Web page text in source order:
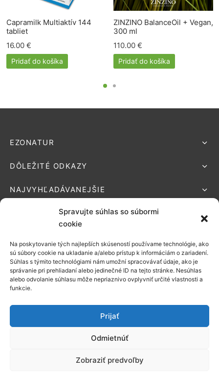
Spravujte súhlas so súbormi
cookie
Na poskytovanie tých najlepších skúseností používame technológie, ako
sú súbory cookie na ukladanie a/alebo prístup k informáciám o zariadení.
Súhlas s týmito technológiami nám umožní spracovávať údaje, ako je
správanie pri prehliadaní alebo jedinečné ID na tejto stránke. Nesúhlas
alebo odvolanie súhlasu môže nepriaznivo ovplyvniť určité vlastnosti a
funkcie.
Prijať
Odmietnúť
Zobraziť predvoľby
Capramilk Multiaktív 144
tabliet
16.00 €
Pridať do košíka
ZINZINO BalanceOil + Vegan,
300 ml
110.00 €
Pridať do košíka
EZONATUR
DÔLEŽITÉ ODKAZY
NAJVYHĽADÁVANEJŠIE
Podporované platby:
Možnosti
doručenia: